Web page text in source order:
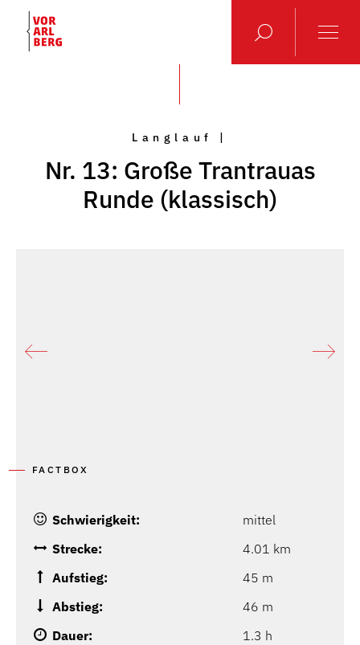
Langlauf |
Nr. 13: Große Trantrauas
Runde (klassisch)
FACTBOX
Schwierigkeit:
mittel
Strecke:
4.01 km
Aufstieg:
45 m
Abstieg:
46 m
Dauer:
1.3 h